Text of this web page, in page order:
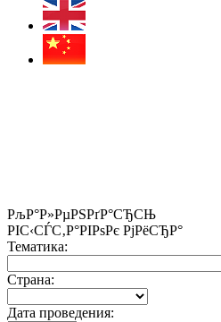
РљР°Р»РµРЅРґР°СЂСЊ
РІС‹СЃС‚Р°РІРѕРє РјРёСЂР°
Тематика:
Страна:
Дата проведения: